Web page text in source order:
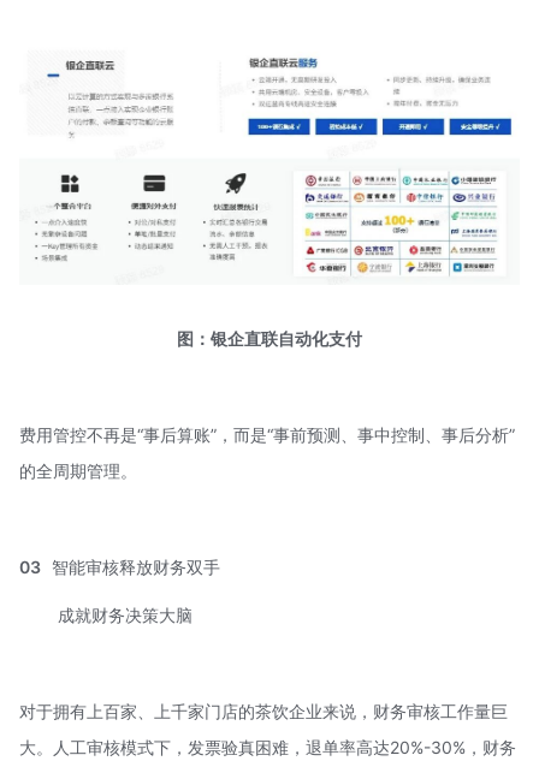
图：银企直联自动化支付
费用管控不再是“事后算账”，而是“事前预测、事中控制、事后分析”
的全周期管理。
03 智能审核释放财务双手
成就财务决策大脑
对于拥有上百家、上千家门店的茶饮企业来说，财务审核工作量巨
大。人工审核模式下，发票验真困难，退单率高达20%-30%，财务